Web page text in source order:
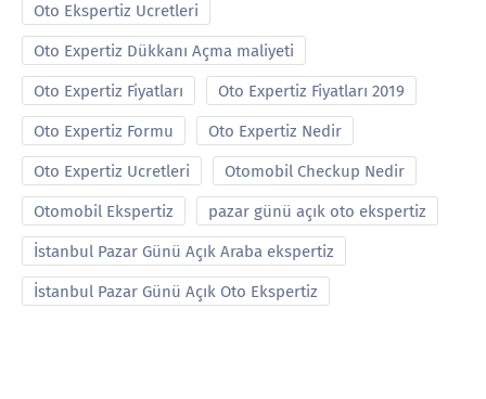
Oto Ekspertiz Ucretleri
Oto Expertiz Dükkanı Açma maliyeti
Oto Expertiz Fiyatları Oto Expertiz Fiyatları 2019
Oto Expertiz Formu Oto Expertiz Nedir
Oto Expertiz Ucretleri Otomobil Checkup Nedir
Otomobil Ekspertiz pazar günü açık oto ekspertiz
İstanbul Pazar Günü Açık Araba ekspertiz
İstanbul Pazar Günü Açık Oto Ekspertiz